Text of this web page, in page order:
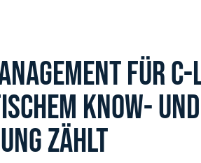
FÜR
KNOW-
ZÄHLT